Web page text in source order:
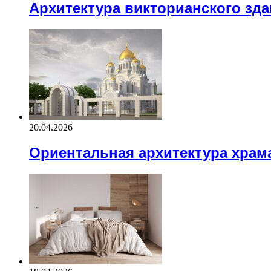
Архитектура викторианского
20.04.2026
Ориентальная архитектура